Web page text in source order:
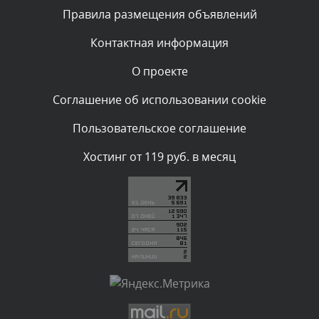
администратором.
Комментарий проверяется
администратором.
Комментарий проверяется
Текст комментария будет виден после проверки
Комментарий проверяется
Текст комментария будет виден после проверки
администратором.
Правила размещения объявлений
Контактная информация
О проекте
Соглашение об использовании cookie
Пользовательское соглашение
Хостинг от 119 руб. в месяц